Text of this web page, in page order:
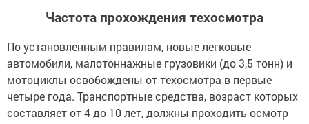
Частота прохождения техосмотра
По установленным правилам, новые легковые
автомобили, малотоннажные грузовики (до 3,5 тонн) и
мотоциклы освобождены от техосмотра в первые
четыре года. Транспортные средства, возраст которых
составляет от 4 до 10 лет, должны проходить осмотр